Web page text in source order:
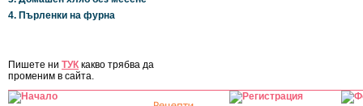
4. Пърленки на фурна
Пишете ни ТУК какво трябва да
променим в сайта.